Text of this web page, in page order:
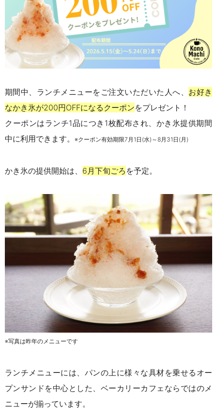
期間中、ランチメニューをご注文いただいた人へ、 お好き
なかき氷が200円OFFになるクーポンをプレゼント！
クーポンはランチ1品につき1枚配布され、かき氷提供期間
中に利用できます。
※クーポン有効期限7月1日(水)～8月31日(月)
かき氷の提供開始は、 6月下旬ごろ を予定。
※写真は昨年のメニューです
ランチメニューには、パンの上に様々な具材を乗せるオー
プンサンドを中心とした、ベーカリーカフェならではのメ
ニューが揃っています。